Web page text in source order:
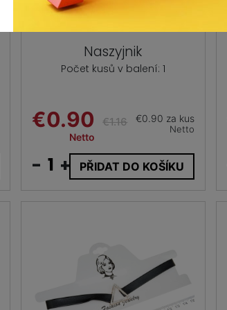
Naszyjnik
Počet kusů v balení: 1
€0.90
Netto
€1.16 €0.90 za kus
Netto
- + PŘIDAT DO KOŠÍKU